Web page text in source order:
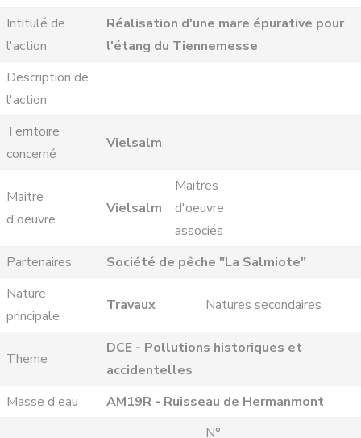
Intitulé de
l'action
Réalisation d'une mare épurative pour
l'étang du Tiennemesse
Description de
l'action
Territoire
concerné
Vielsalm
Maitre
d'oeuvre
Vielsalm
Maitres
d'oeuvre
associés
Partenaires
Société de pêche "La Salmiote"
Nature
principale
Travaux Natures secondaires
Theme
DCE - Pollutions historiques et
accidentelles
Masse d'eau
AM19R - Ruisseau de Hermanmont
N°